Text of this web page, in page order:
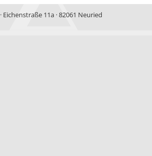
· Eichenstraße 11a · 82061 Neuried